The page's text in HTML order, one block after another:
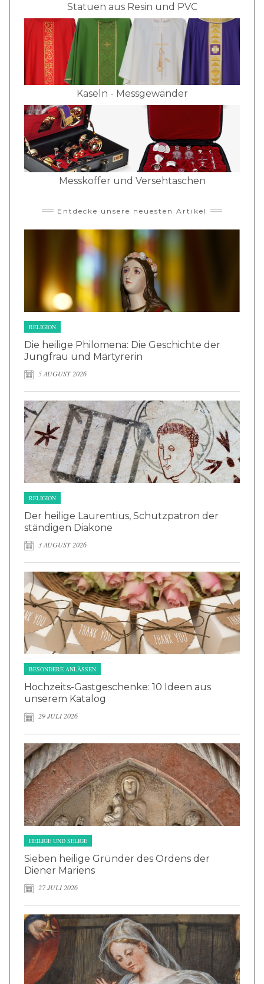
Statuen aus Resin und PVC
Kaseln - Messgewänder
Messkoffer und Versehtaschen
Entdecke unsere neuesten Artikel
RELIGION
Die heilige Philomena: Die Geschichte der
Jungfrau und Märtyrerin
5 AUGUST 2026
RELIGION
Der heilige Laurentius, Schutzpatron der
ständigen Diakone
3 AUGUST 2026
BESONDERE ANLÄSSEN
Hochzeits-Gastgeschenke: 10 Ideen aus
unserem Katalog
29 JULI 2026
HEILIGE UND SELIGE
Sieben heilige Gründer des Ordens der
Diener Mariens
27 JULI 2026